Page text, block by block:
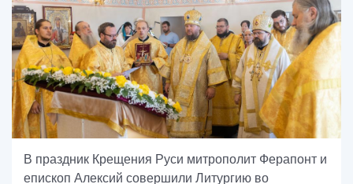
В праздник Крещения Руси митрополит Ферапонт и
епископ Алексий совершили Литургию во